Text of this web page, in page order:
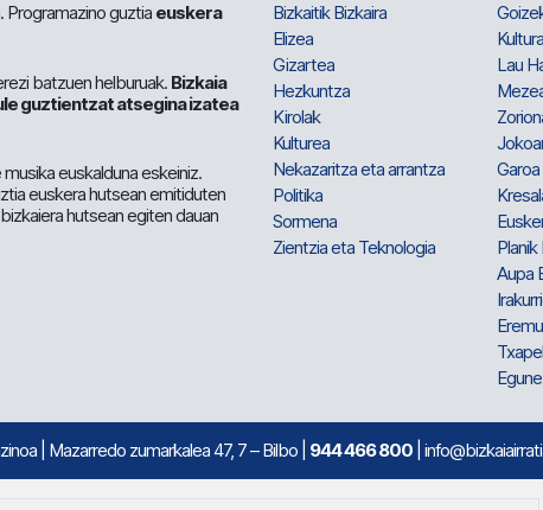
Programazino guztia euskera
batzuen helburuak. Bizkaia
guztientzat atsegina izatea
euskalduna eskeiniz.
euskera hutsean emitiduten
hutsean egiten dauan
Bizkaitik Bizkaira
Elizea
Gizartea
Hezkuntza
Kirolak
Kulturea
Nekazaritza eta arrantza
Politika
Sormena
Zientzia eta Teknologia
Kultura
Lau
Garoa
Planik
Aupa
| Mazarredo zumarkalea 47, 7 – Bilbo | 944 466 800 |